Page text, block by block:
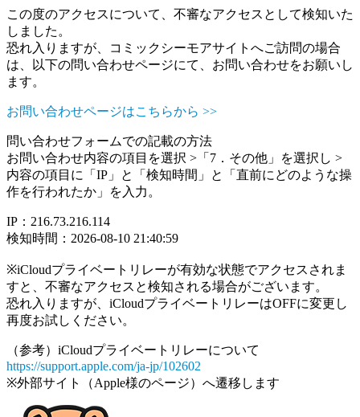
この度のアクセスについて、不審なアクセスとして検知いた
しました。
恐れ入りますが、コミックシーモアサイトへご訪問の場合
は、以下の問い合わせページにて、お問い合わせをお願いし
ます。
お問い合わせページはこちらから >>
問い合わせフォームでの記載の方法
お問い合わせ内容の項目を選択 >「7．その他」を選択し >
内容の項目に「IP」と「検知時間」と「直前にどのような操
作を行われたか」を入力。
IP：216.73.216.114
検知時間：2026-08-10 21:40:59
※iCloudプライベートリレーが有効な状態でアクセスされま
すと、不審なアクセスと検知される場合がございます。
恐れ入りますが、iCloudプライベートリレーはOFFに変更し
再度お試しください。
（参考）iCloudプライベートリレーについて
https://support.apple.com/ja-jp/102602
※外部サイト（Apple様のページ）へ遷移します